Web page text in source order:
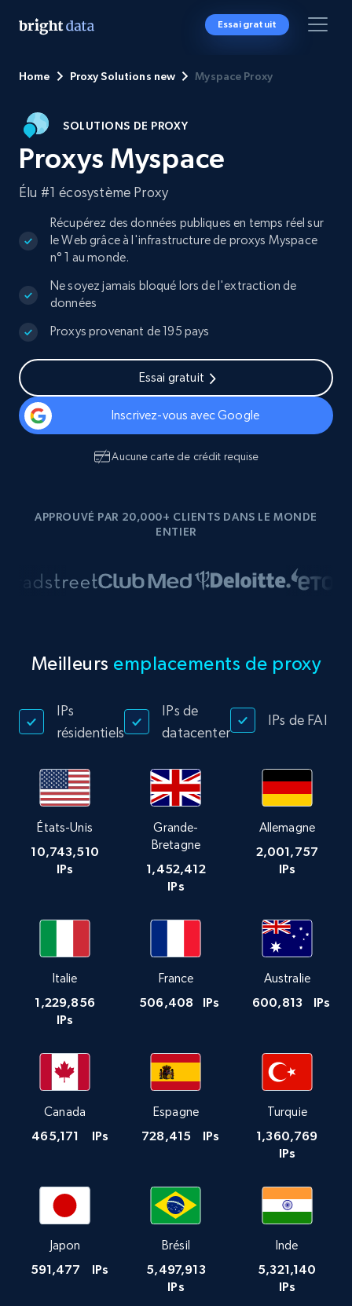
Essai gratuit
Home Proxy Solutions new Myspace Proxy
SOLUTIONS DE PROXY
Proxys Myspace
Élu #1 écosystème Proxy
Récupérez des données publiques en temps réel sur
le Web grâce à l'infrastructure de proxys Myspace
n° 1 au monde.
Ne soyez jamais bloqué lors de l'extraction de
données
Proxys provenant de 195 pays
Essai gratuit
Inscrivez-vous avec Google
Aucune carte de crédit requise
APPROUVÉ PAR 20,000+ CLIENTS DANS LE MONDE
ENTIER
Meilleurs emplacements de proxy
IPs
résidentiels
IPs de
datacenter
IPs de FAI
États-Unis
10,743,510
IPs
Grande-
Bretagne
1,452,412
IPs
Allemagne
2,001,757
IPs
Italie
1,229,856
IPs
France
506,408 IPs
Australie
600,813 IPs
Canada
465,171 IPs
Espagne
728,415 IPs
Turquie
1,360,769
IPs
Japon
591,477 IPs
Brésil
5,497,913
IPs
Inde
5,321,140
IPs